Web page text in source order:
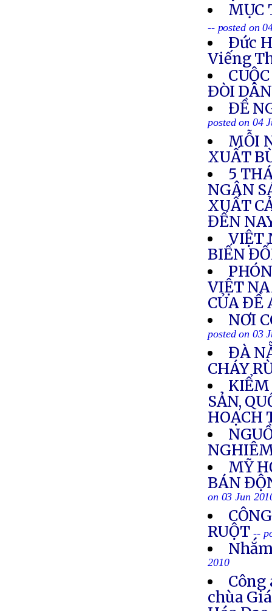
MỤC
-- posted on
Ðức
Viếng
ÐÒI
ĐỀ
posted on 04
MỖI
XUẤT
5
NGÂN
XUẤT
ĐẾN
VIỆT
BIẾN
VIỆT
CỦA ĐỀ
NƠI
posted on 03
ĐÀ
CHÁY
KIỂM
SẢN,
HOẠCH
MỸ
BÁN
on 03 Jun
RUỘT --
2010
Công
chùa